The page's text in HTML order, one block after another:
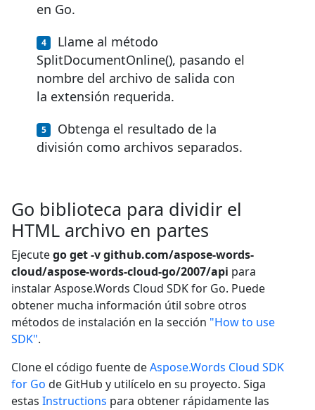
en Go.
Llame al método
SplitDocumentOnline(), pasando el
nombre del archivo de salida con
la extensión requerida.
Obtenga el resultado de la
división como archivos separados.
Go biblioteca para dividir el
HTML archivo en partes
Ejecutego get -v github.com/aspose-words-
cloud/aspose-words-cloud-go/2007/api para
instalar Aspose.Words Cloud SDK for Go. Puede
obtener mucha información útil sobre otros
métodos de instalación en la sección "How to use
SDK".
Clone el código fuente deAspose.Words Cloud SDK
for Go de GitHub y utilícelo en su proyecto. Siga
estas Instructions para obtener rápidamente las